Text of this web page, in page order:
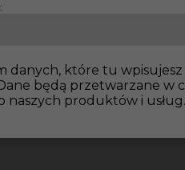
Niemcy
danych, które tu wpisujesz
Dane będą przetwarzane
naszych produktów i usług.